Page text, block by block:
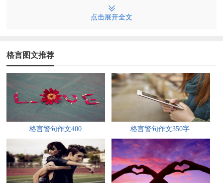
里，再浇上一盒冰镇红枣酸奶，稍稍搅拌一下，那美味，吃了可
两半，放在冰箱里冰上一段时间。
然后在西瓜上面放一个勺子，我可以挖着挖着不一会儿就吃完，
吃完我的肚子就变成了一个大西瓜，那感觉，爽
吃饱喝足，接下来，我要介绍夏天的第三个特点了，美
我最喜欢的一则格言作文400字
我最喜欢的一则格言格言伴随着我们成长，有时它是前进的钥
匙。
点击展开全文
格言图文推荐
格言警句作文400 格言警句作文350字